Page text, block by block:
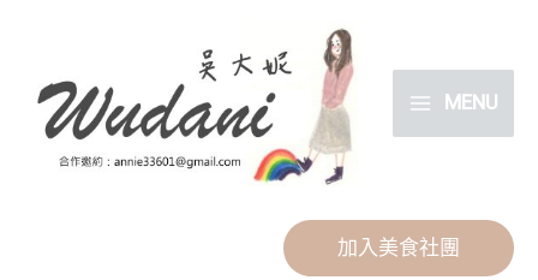
MENU
加入美食社團